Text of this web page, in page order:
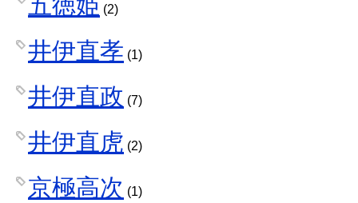
(2)
井伊直孝 (1)
井伊直政 (7)
井伊直虎 (2)
京極高次 (1)